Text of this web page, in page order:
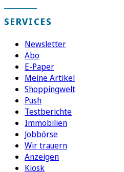
SERVICES
Newsletter
Abo
E-Paper
Meine Artikel
Shoppingwelt
Push
Testberichte
Immobilien
Jobbörse
Wir trauern
Anzeigen
Kiosk